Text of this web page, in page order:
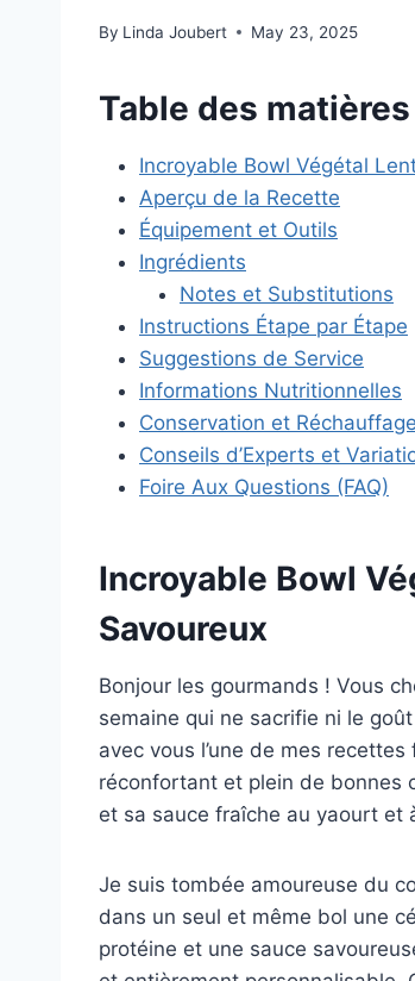
By Linda Joubert May 23, 2025
Table des matières
Incroyable Bowl Végétal
Aperçu de la Recette
Équipement et Outils
Ingrédients
Notes et Substitutions
Instructions Étape par Étape
Suggestions de Service
Informations Nutritionnelles
Conservation et Réchauffage
Conseils d’Experts et
Foire Aux Questions (FAQ)
Incroyable Bowl
Savoureux
Bonjour les gourmands ! Vous
semaine qui ne sacrifie ni le
avec vous l’une de mes
réconfortant et plein de bonnes
et sa sauce fraîche au yaourt et
Je suis tombée amoureuse du
dans un seul et même bol une
protéine et une sauce